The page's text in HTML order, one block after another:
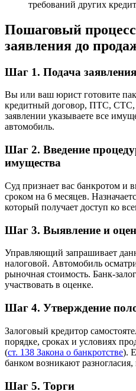
требований других
Пошаговый
заявления до
Шаг 1. Подача
Вы или ваш юрист готовите
кредитный договор, ПТС, СТС,
заявлении указываете все
автомобиль.
Шаг 2. Введение
имущества
Суд признает вас банкротом и
сроком на 6 месяцев.
который получает доступ ко
Шаг 3. Выявление и
Управляющий запрашивает
налоговой. Автомобиль
рыночная стоимость. Банк-
участвовать в оценке.
Шаг 4. Утверждение
Залоговый кредитор
порядке, сроках и условиях
(ст. 138 Закона о банкротстве).
банком возникают разногласия,
Шаг 5. Торги